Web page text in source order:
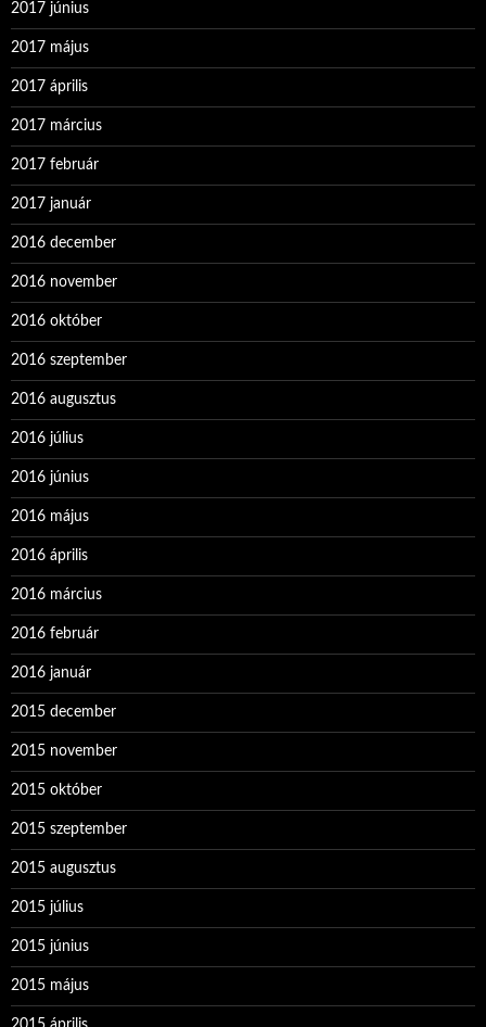
2017 június
2017 május
2017 április
2017 március
2017 február
2017 január
2016 december
2016 november
2016 október
2016 szeptember
2016 augusztus
2016 július
2016 június
2016 május
2016 április
2016 március
2016 február
2016 január
2015 december
2015 november
2015 október
2015 szeptember
2015 augusztus
2015 július
2015 június
2015 május